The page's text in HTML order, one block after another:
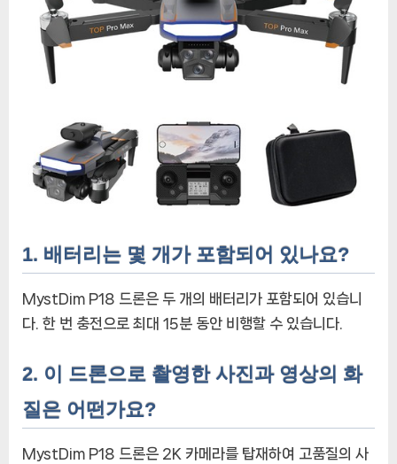
1. 배터리는 몇 개가 포함되어 있나요?
MystDim P18 드론은 두 개의 배터리가 포함되어 있습니
다. 한 번 충전으로 최대 15분 동안 비행할 수 있습니다.
2. 이 드론으로 촬영한 사진과 영상의 화
질은 어떤가요?
MystDim P18 드론은 2K 카메라를 탑재하여 고품질의 사